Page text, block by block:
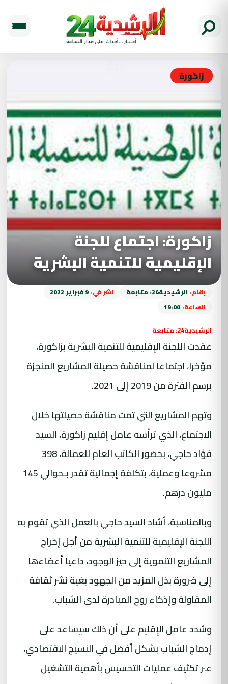
زاگورة
زاكورة: اجتماع للجنة
الإقليمية للتنمية البشرية
بقلم: الرشيدية24: متابعة نشر في: 9 فبراير 2022
الساعة: 19:00
الرشيدية24: متابعة
عقدت اللجنة الإقليمية للتنمية البشرية بزاكورة،
مؤخرا، اجتماعا لمناقشة حصيلة المشاريع المنجزة
برسم الفترة من 2019 إلى 2021.
وتهم المشاريع التي تمت مناقشة حصيلتها خلال
الاجتماع، الذي ترأسه عامل إقليم زاكورة، السيد
فؤاد حاجي، بحضور الكاتب العام للعمالة، 398
مشروعا وعملية، بتكلفة إجمالية تقدر بـحوالي 145
مليون درهم.
وبالمناسبة، أشاد السيد حاجي بالعمل الذي تقوم به
اللجنة الإقليمية للتنمية البشرية من أجل إخراج
المشاريع التنموية إلى حيز الوجود، داعيا أعضاءها
إلى ضرورة بذل المزيد من الجهود بغية نشر ثقافة
المقاولة وإذكاء روح المبادرة لدى الشباب.
وشدد عامل الإقليم على أن ذلك سيساعد على
إدماج الشباب بشكل أفضل في النسيج الاقتصادي،
عبر تكثيف عمليات التحسيس بأهمية التشغيل